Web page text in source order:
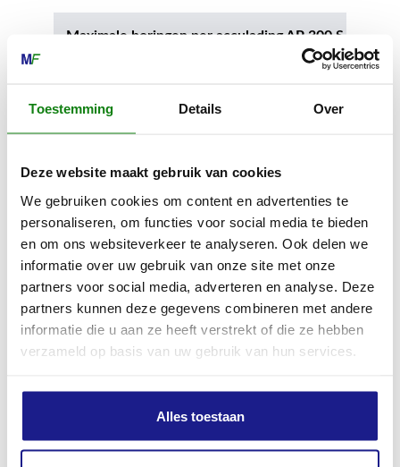
Toestemming Details Over
Deze website maakt gebruik van cookies
We gebruiken cookies om content en advertenties te
personaliseren, om functies voor social media te bieden
en om ons websiteverkeer te analyseren. Ook delen we
informatie over uw gebruik van onze site met onze
partners voor social media, adverteren en analyse. Deze
partners kunnen deze gegevens combineren met andere
informatie die u aan ze heeft verstrekt of die ze hebben
verzameld op basis van uw gebruik van hun services.
Alles toestaan
Maximale boringen per acculading AP 300 S
Minimumaantal boringen per acculading AP
180
Maximale boringen per acculading AP 500 S
270
Boringdiameter bij "Minimumaantal
boringen per acculading"
150 mm
Boringdiameter bij "Maximale boringen per